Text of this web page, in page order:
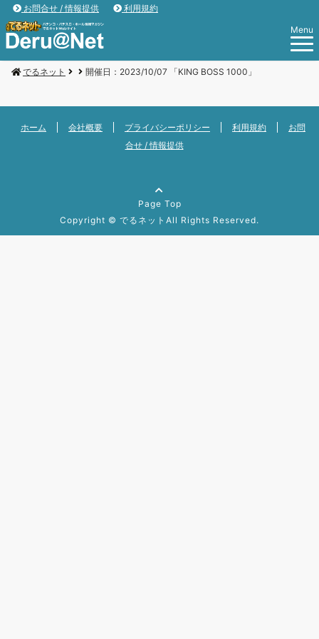
お問合せ / 情報提供
利用規約
Menu
でるネット 開催日：2023/10/07 「KING BOSS 1000」
ホーム 会社概要 プライバシーポリシー 利用規約
お問
合せ / 情報提供
Page Top
Copyright © でるネット All Rights Reserved.